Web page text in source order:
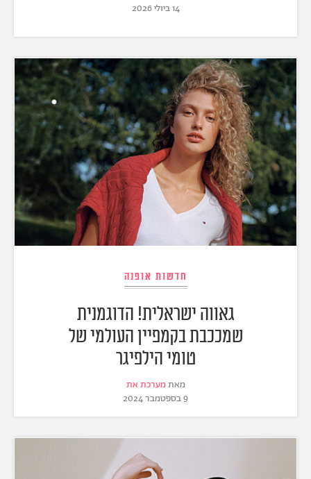
14 ביולי 2026
חדשות אופנה
גאווה ישראלית! הדוגמנית
שמככבת בקמפיין העולמי של
טומי הילפיגר
מאת מערכת את
9 בספטמבר 2024